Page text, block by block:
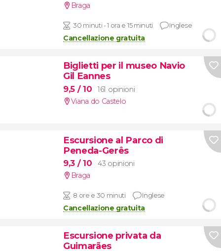
Braga
30 minuti - 1 ora e 15 minuti Inglese
Cancellazione gratuita
Biglietti per il museo Navio
Gil Eannes
9,5 / 10
161 opinioni
Viana do Castelo
Escursione al Parco di
Peneda-Gerês
9,3 / 10
43 opinioni
Braga
8 ore e 30 minuti Inglese
Cancellazione gratuita
Escursione privata da
Guimarães